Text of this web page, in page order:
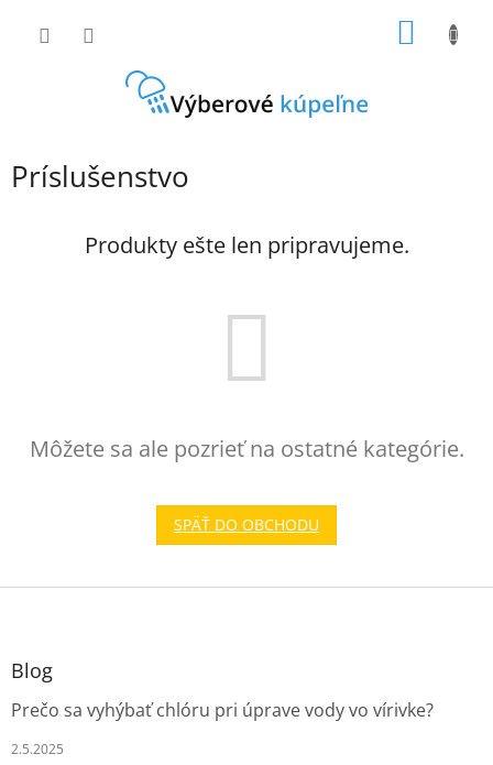
Príslušenstvo
Produkty ešte len pripravujeme.
Môžete sa ale pozrieť na ostatné kategórie.
SPÄŤ DO OBCHODU
Z
Blog
Prečo sa vyhýbať chlóru pri úprave vody vo vírivke?
2.5.2025